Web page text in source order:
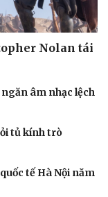
đêm khuya
yêu
tâm hồnNolan tái
âm nhạc lệch
tủ kính trò
tế Hà Nội năm